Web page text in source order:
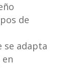
de
se adapta